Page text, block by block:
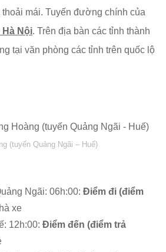
mái. Tuyến đường chính của
Hà Nội. Trên địa bàn các tỉnh thành
tại văn phòng các tỉnh trên quốc lộ
(tuyến Quảng Ngãi – Huế)
Ngãi: 06h:00: Điểm đi (điểm
xe
12h:00: Điểm đến (điểm trả